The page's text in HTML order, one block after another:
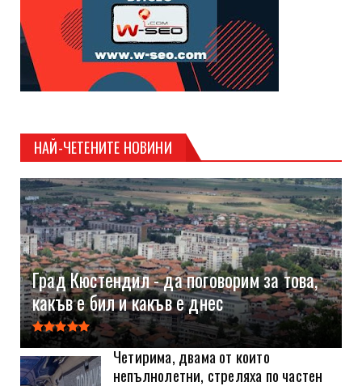
НАЙ-ЧЕТЕНИТЕ НОВИНИ
Град Кюстендил - да поговорим за това,
какъв е бил и какъв е днес
Четирима, двама от които
непълнолетни, стреляха по частен